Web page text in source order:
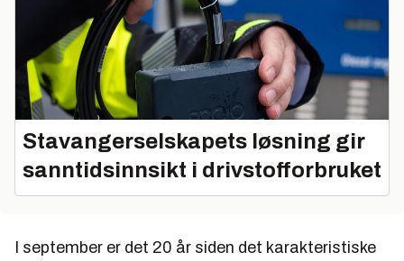
Stavangerselskapets løsning gir
sanntidsinnsikt i drivstofforbruket
I september er det 20 år siden det karakteristiske